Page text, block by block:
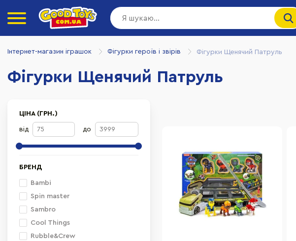
Інтернет-магазин іграшок Фігурки героїв і звірів Фігурки Щенячий Патруль
Фігурки Щенячий Патруль
ЦІНА (ГРН.)
від до
БРЕНД
Bambi
Spin master
Sambro
Cool Things
Rubble&Crew